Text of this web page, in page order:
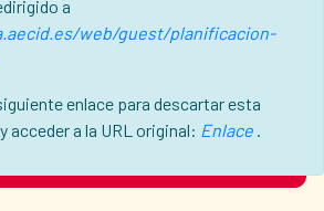
2030
GUÍA DE NAVEGACIÓN
a
web/guest/planificacion-
enlace para descartar esta
acceder a la URL original: Enlace .